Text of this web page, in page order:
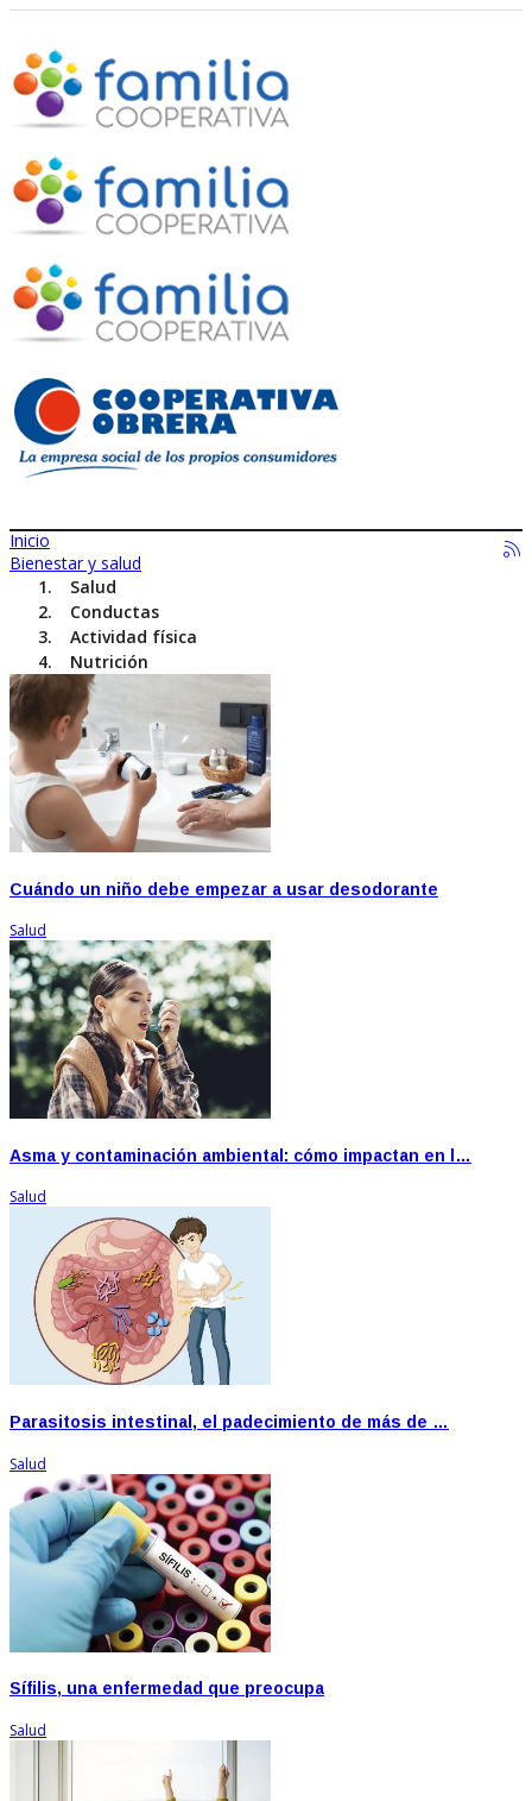
Inicio
Bienestar y salud
Salud
Conductas
Actividad física
Nutrición
Cuándo un niño debe empezar a usar desodorante
Salud
Asma y contaminación ambiental: cómo impactan en l…
Salud
Parasitosis intestinal, el padecimiento de más de …
Salud
Sífilis, una enfermedad que preocupa
Salud